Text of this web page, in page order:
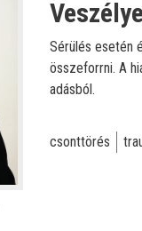
Sérülés esetén
összeforrni. A
adásból.
csonttörés